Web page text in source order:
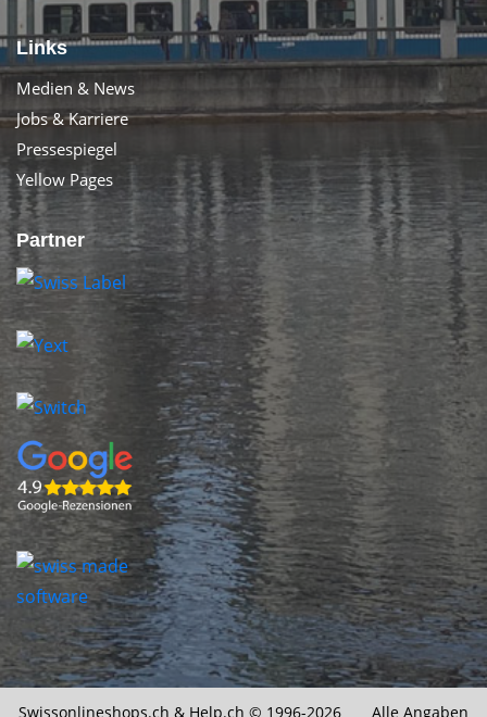
Links
Medien & News
Jobs & Karriere
Pressespiegel
Yellow Pages
Partner
Swissonlineshops.ch & Help.ch © 1996-2026 Alle Angaben